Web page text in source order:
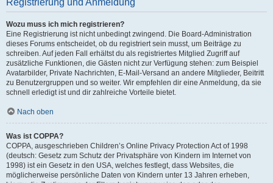
Registrierung und Anmeldung
Wozu muss ich mich registrieren?
Eine Registrierung ist nicht unbedingt zwingend. Die Board-Administration
dieses Forums entscheidet, ob du registriert sein musst, um Beiträge zu
schreiben. Auf jeden Fall erhältst du als registriertes Mitglied Zugriff auf
zusätzliche Funktionen, die Gästen nicht zur Verfügung stehen: zum Beispiel
Avatarbilder, Private Nachrichten, E-Mail-Versand an andere Mitglieder, Beitritt
zu Benutzergruppen und so weiter. Wir empfehlen dir eine Anmeldung, da sie
schnell erledigt ist und dir zahlreiche Vorteile bietet.
Nach oben
Was ist COPPA?
COPPA, ausgeschrieben Children’s Online Privacy Protection Act of 1998
(deutsch: Gesetz zum Schutz der Privatsphäre von Kindern im Internet von
1998) ist ein Gesetz in den USA, welches festlegt, dass Websites, die
möglicherweise persönliche Daten von Kindern unter 13 Jahren erheben,